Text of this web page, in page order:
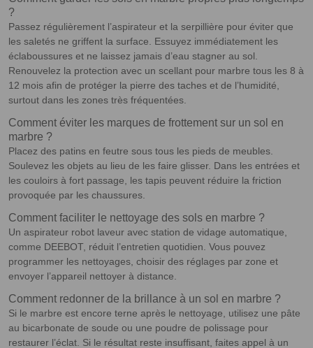
?
Passez régulièrement l’aspirateur et la serpillière pour éviter que
les saletés ne griffent la surface. Essuyez immédiatement les
éclaboussures et ne laissez jamais d’eau stagner au sol.
Renouvelez la protection avec un scellant pour marbre tous les 8 à
12 mois afin de protéger la pierre des taches et de l’humidité,
surtout dans les zones très fréquentées.
Comment éviter les marques de frottement sur un sol en
marbre ?
Placez des patins en feutre sous tous les pieds de meubles.
Soulevez les objets au lieu de les faire glisser. Dans les entrées et
les couloirs à fort passage, les tapis peuvent réduire la friction
provoquée par les chaussures.
Comment faciliter le nettoyage des sols en marbre ?
Un aspirateur robot laveur avec station de vidage automatique,
comme DEEBOT, réduit l’entretien quotidien. Vous pouvez
programmer les nettoyages, choisir des réglages par zone et
envoyer l’appareil nettoyer à distance.
Comment redonner de la brillance à un sol en marbre ?
Si le marbre est encore terne après le nettoyage, utilisez une pâte
au bicarbonate de soude ou une poudre de polissage pour
restaurer l’éclat. Si le résultat reste insuffisant, faites appel à un